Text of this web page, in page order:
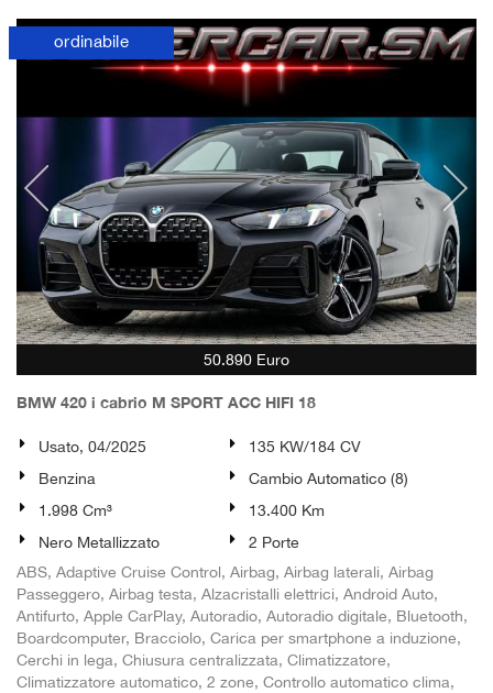
50.890 Euro
ordinabile
BMW 420 i cabrio M SPORT ACC HIFI 18
Usato, 04/2025
135 KW/184 CV
Benzina
Cambio Automatico (8)
1.998 Cm³
13.400 Km
Nero Metallizzato
2 Porte
ABS, Adaptive Cruise Control, Airbag, Airbag laterali, Airbag
Passeggero, Airbag testa, Alzacristalli elettrici, Android Auto,
Antifurto, Apple CarPlay, Autoradio, Autoradio digitale, Bluetooth,
Boardcomputer, Bracciolo, Carica per smartphone a induzione,
Cerchi in lega, Chiusura centralizzata, Climatizzatore,
Climatizzatore automatico, 2 zone, Controllo automatico clima,